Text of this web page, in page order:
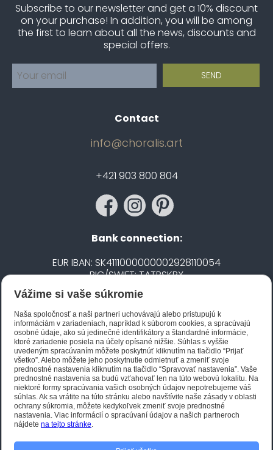
Subscribe to our newsletter and get a 10% discount
on your purchase! In addition, you will be among
the first to learn about all the news, discounts and
special offers.
Contact
info@choralis.art
+421 903 800 804
Bank connection:
EUR IBAN: SK4111000000002928110054
BIC/SWIFT: TATRSKBX
CZK IBAN: CZ5020100000002101752606
BIC/SWIFT: FIOBCZPPXXX
Biano STAR
Vážime si vaše súkromie
Naša spoločnosť a naši partneri uchovávajú alebo pristupujú k
informáciám v zariadeniach, napríklad k súborom cookies, a spracúvajú
osobné údaje, ako sú jedinečné identifikátory a štandardné informácie,
ktoré zariadenie posiela na účely opísané nižšie. Súhlas s vyššie
uvedeným spracúvaním môžete poskytnúť kliknutím na tlačidlo “Prijať
všetko”. Alebo môžete jeho poskytnutie odmietnuť a zmeniť svoje
prednostné nastavenia kliknutím na tlačidlo “Spravovať nastavenia”. Vaše
prednostné nastavenia sa budú vzťahovať len na túto webovú lokalitu. Na
niektoré formy spracúvania vašich osobných údajov nepotrebujeme váš
súhlas. Ak sa vrátite na túto stránku alebo navštívite naše zásady v oblasti
ochrany súkromia, môžete kedykoľvek zmeniť svoje prednostné
nastavenia. Viac informácií o spracúvaní údajov a našich partneroch
nájdete na tejto stránke.